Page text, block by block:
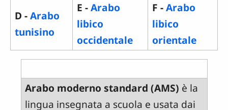
D -Arabo
tunisino
E -Arabo
libico
occidentale
F -Arabo
libico
orientale
Arabo moderno standard (AMS) è la
lingua insegnata a scuola e usata dai